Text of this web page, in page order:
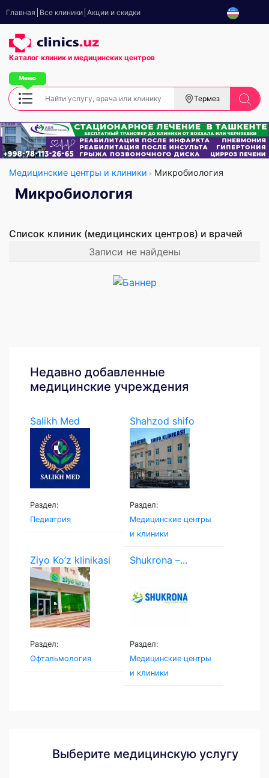
Главная Все клиники Акции и скидки
Каталог клиник и медицинских центров
Термез
Медицинские центры и клиники Микробиология
Микробиология
Список клиник (медицинских центров) и врачей
Записи не найдены
Недавно добавленные
медицинские учреждения
Salikh Med
Раздел:
Педиатрия
Shahzod shifo
klinikasi
Раздел:
Медицинские центры
и клиники
Ziyo Ko’z klinikasi
Раздел:
Офтальмология
Shukrona –...
Раздел:
Медицинские центры
и клиники
Выберите медицинскую услугу